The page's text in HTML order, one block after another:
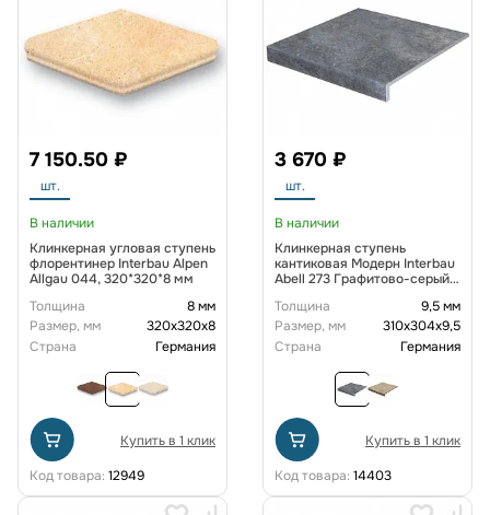
7 150.50 ₽
шт.
В наличии
Клинкерная угловая ступень
флорентинер Interbau Alpen
Allgau 044, 320*320*8 мм
Толщина
8 мм
Размер, мм
320х320х8
Страна
Германия
Купить в 1 клик
Код товара: 12949
3 670 ₽
шт.
В наличии
Клинкерная ступень
кантиковая Модерн Interbau
Abell 273 Графитово-серый,
Толщина
9,5 мм
Размер, мм
310х304х9,5
Страна
Германия
Купить в 1 клик
Код товара: 14403